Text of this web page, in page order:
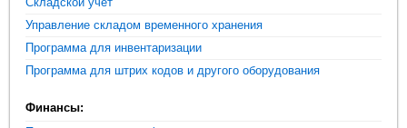
Управление складом временного хранения
Программа для инвентаризации
Программа для штрих кодов и другого оборудования
Финансы: